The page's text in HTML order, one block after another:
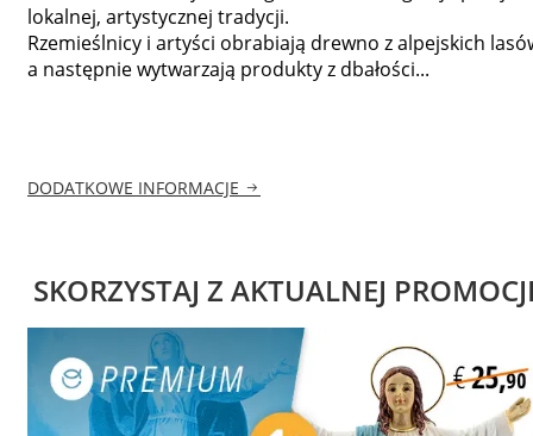
lokalnej, artystycznej tradycji.
Rzemieślnicy i artyści obrabiają drewno z alpejskich
a następnie wytwarzają produkty z dbałości...
DODATKOWE INFORMACJE
SKORZYSTAJ Z AKTUALNEJ